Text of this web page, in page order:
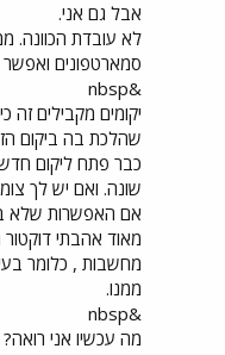
אבל גם אני.
לא עובדת הכוונה.
סמארטפונים
&nbsp
יקומים מקבילים זה
שהלכת בה ביקום
כבר פתח ליקום
שונה. ואם יש לך
אם האפשרות שלא
מאוד אהבתי דוקטור
מחשבות , כלומר
ממנו.
&nbsp
מה עכשיו אני